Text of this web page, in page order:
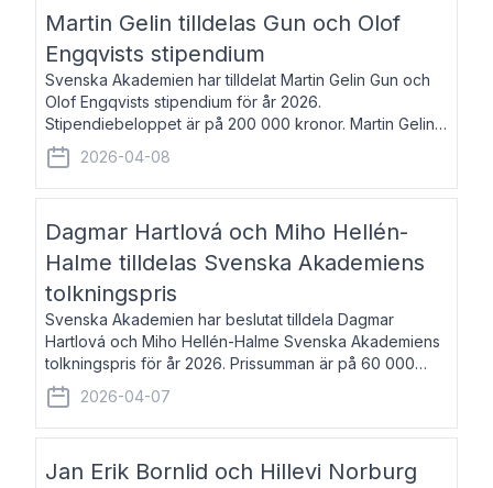
Martin Gelin tilldelas Gun och Olof
Engqvists stipendium
Svenska Akademien har tilldelat Martin Gelin Gun och
Olof Engqvists stipendium för år 2026.
Stipendiebeloppet är på 200 000 kronor. Martin Gelin,
född 1978, är journalist och författare. Han lever
numera i Paris men var under många år bosat
2026-04-08
Dagmar Hartlová och Miho Hellén-
Halme tilldelas Svenska Akademiens
tolkningspris
Svenska Akademien har beslutat tilldela Dagmar
Hartlová och Miho Hellén-Halme Svenska Akademiens
tolkningspris för år 2026. Prissumman är på 60 000
kronor var. Dagmar Hartlová, född 1951, översätter
huvudsakligen från svenska till tjeckiska
2026-04-07
Jan Erik Bornlid och Hillevi Norburg